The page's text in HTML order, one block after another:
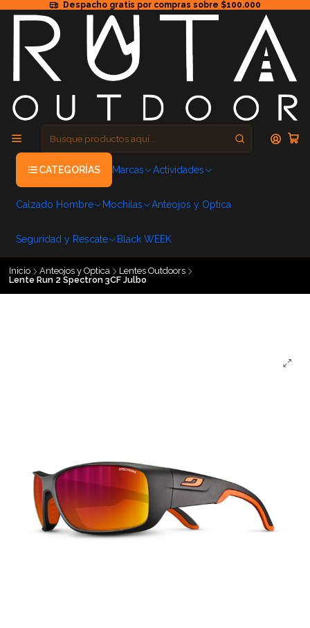
Despacho gratis por compras sobre $100.000
CATEGORÍAS Marcas Actividades
Calzado Hombre Mochilas Anteojos y Optica
Seguridad y Rescate Black WEEK
Inicio Anteojos y Optica
Lentes Outdoors
Lente Run 2 Spectron 3CF Julbo